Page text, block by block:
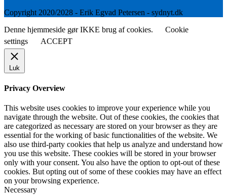
Copyright 2020/2028 - Erik Egvad Petersen - sydnyt.dk
Denne hjemmeside gør IKKE brug af cookies.
Cookie
settings
ACCEPT
Luk
Privacy Overview
This website uses cookies to improve your experience while you
navigate through the website. Out of these cookies, the cookies that
are categorized as necessary are stored on your browser as they are
essential for the working of basic functionalities of the website. We
also use third-party cookies that help us analyze and understand how
you use this website. These cookies will be stored in your browser
only with your consent. You also have the option to opt-out of these
cookies. But opting out of some of these cookies may have an effect
on your browsing experience.
Necessary